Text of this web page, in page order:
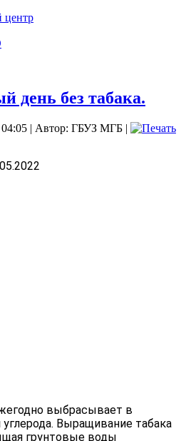
центр
день без табака.
| Автор: ГБУЗ МГБ |
выбрасывает в
Выращивание табака​
грунтовые воды